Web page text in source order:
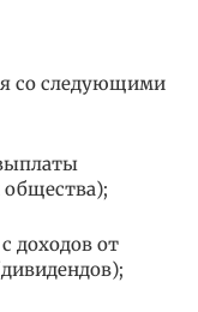
со следующими
общества);
доходов от